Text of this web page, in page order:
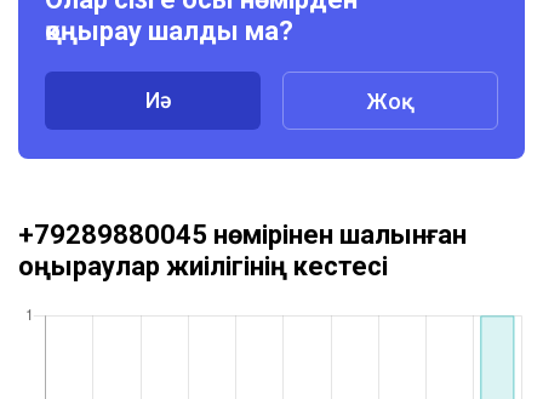
қоңырау шалды ма?
Иә Жоқ
+79289880045 нөмірінен шалынған
қоңыраулар жиілігінің кестесі